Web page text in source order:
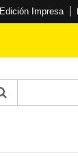
Edición Impresa